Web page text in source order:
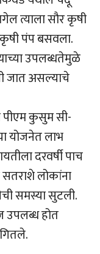
त्याला सौर कृषी
पंप बसवला.
उपलब्धतेमुळे
जात असल्याचे
पीएम कुसुम सी-
योजनेत लाभ
दरवर्षी पाच
लोकांना
समस्या सुटली.
उपलब्ध होत